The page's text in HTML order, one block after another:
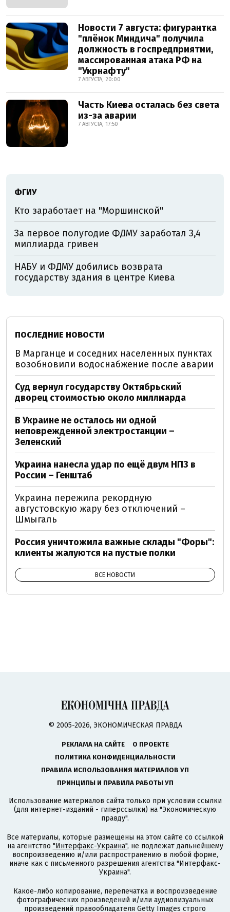
Новости 7 августа: фигурантка
"плёнок Миндича" получила
должность в госпредприятии,
массированная атака РФ на
"Укрнафту"
7 АВГУСТА, 20:00
Часть Киева осталась без света
из-за аварии
7 АВГУСТА, 17:50
ФГИУ
Кто заработает на "Моршинской"
За первое полугодие ФДМУ заработал 3,4
миллиарда гривен
НАБУ и ФДМУ добились возврата
государству здания в центре Киева
ПОСЛЕДНИЕ НОВОСТИ
В Марганце и соседних населенных пунктах
возобновили водоснабжение после аварии
Суд вернул государству Октябрьский
дворец стоимостью около миллиарда
В Украине не осталось ни одной
неповрежденной электростанции –
Зеленский
Украина нанесла удар по ещё двум НПЗ в
России – Генштаб
Украина пережила рекордную
августовскую жару без отключений –
Шмыгаль
Россия уничтожила важные склады "Форы":
клиенты жалуются на пустые полки
ВСЕ НОВОСТИ
© 2005-2026, ЭКОНОМИЧЕСКАЯ ПРАВДА
РЕКЛАМА НА САЙТЕ
О ПРОЕКТЕ
ПОЛИТИКА КОНФИДЕНЦИАЛЬНОСТИ
ПРАВИЛА ИСПОЛЬЗОВАНИЯ МАТЕРИАЛОВ УП
ПРИНЦИПЫ И ПРАВИЛА РАБОТЫ УП
Использование материалов сайта только при условии ссылки
(для интернет-изданий - гиперссылки) на "Экономическую
правду".
Все материалы, которые размещены на этом сайте со ссылкой
на агентство "Интерфакс-Украина", не подлежат дальнейшему
воспроизведению и/или распространению в любой форме,
иначе как с письменного разрешения агентства "Интерфакс-
Украина".
Какое-либо копирование, перепечатка и воспроизведение
фотографических произведений и/или аудиовизуальных
произведений правообладателя Getty Images строго